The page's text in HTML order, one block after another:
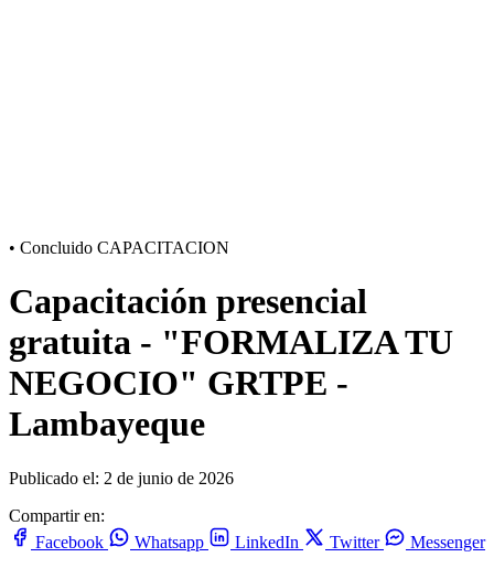
• Concluido CAPACITACION
Capacitación presencial
gratuita - "FORMALIZA TU
NEGOCIO" GRTPE -
Lambayeque
Publicado el: 2 de junio de 2026
Compartir en:
Facebook
Whatsapp LinkedIn Twitter
Messenger